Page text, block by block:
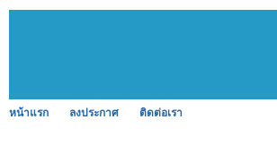
หน้าแรก ลงประกาศ ติดต่อเรา